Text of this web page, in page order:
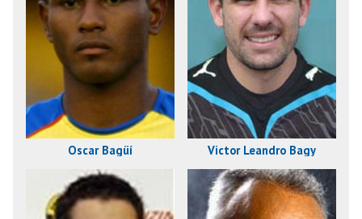
Óscar Bagüí Victor Leandro Bagy